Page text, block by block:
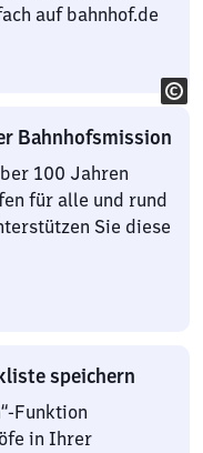
auf bahnhof.de
Bahnhofsmission
100 Jahren
für alle und rund
Sie diese
speichern
Funktion
in Ihrer